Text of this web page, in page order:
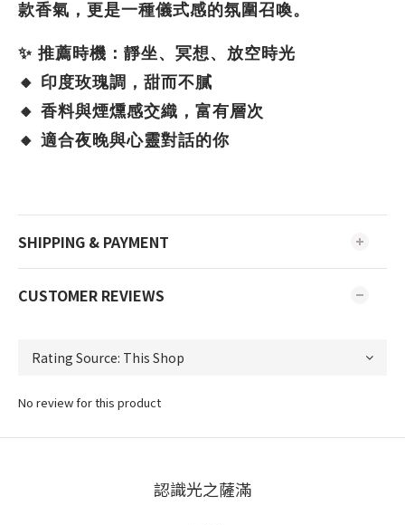
款香氣，更是一種儀式感的氛圍召喚。
✨ 推薦時機：靜坐、冥想、放空時光
🔸 印度玫瑰調，甜而不膩
🔸 香料與煙燻感交織，富有層次
🔸 適合夜晚與心靈對話的你
SHIPPING & PAYMENT
CUSTOMER REVIEWS
No review for this product
認識光之薩滿